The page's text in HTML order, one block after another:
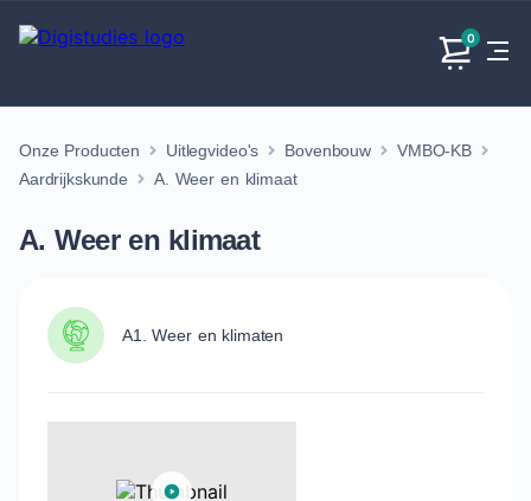
0
Exacte
vakken
vakken.
Taalvakken Maatschappijvakken Producten
Onze Producten Uitlegvideo's Bovenbouw
VMBO-KB
Aardrijkskunde
A. Weer en klimaat
A. Weer en klimaat
A1. Weer en klimaten